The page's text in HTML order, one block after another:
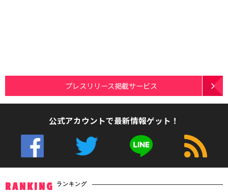
プレスリリース掲載サービス
公式アカウントで最新情報ゲット！
RANKING ランキング